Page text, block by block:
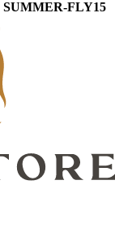
SUMMER-FLY15